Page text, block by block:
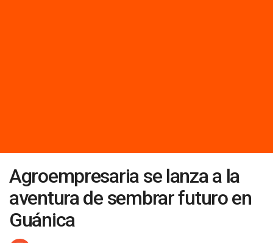
Agroempresaria se lanza a la
aventura de sembrar futuro en
Guánica